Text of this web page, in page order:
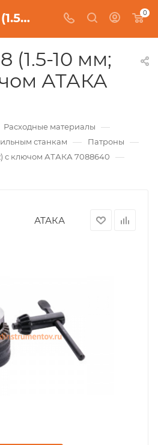
Патрон №8 (1.5-10 мм; B12) с ключом АТАКА 7088640 0
(1.5-10 мм;
АТАКА
Расходные материалы —
станкам — Патроны —
с ключом АТАКА 7088640 —
АТАКА